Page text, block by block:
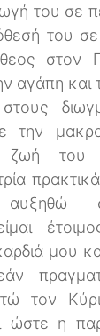
του σε
του
στον
αγάπη
την
ζωή του
καρδιά μου
τον
ώστε η